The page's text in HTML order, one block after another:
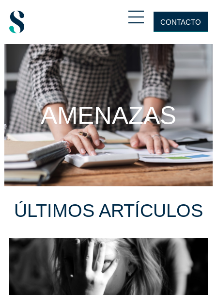
CONTACTO
AMENAZAS
ÚLTIMOS ARTÍCULOS